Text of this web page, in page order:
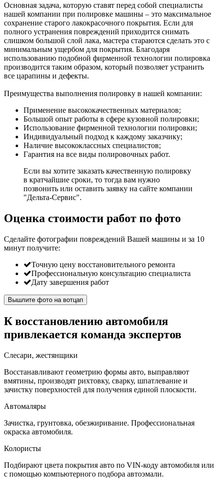
Основная задача, которую ставят перед собой специалисты
нашей компании при полировке машины – это максимальное
сохранение старого лакокрасочного покрытия. Если для
полного устранения повреждений приходится снимать
слишком большой слой лака, мастера стараются сделать это с
минимальным ущербом для покрытия. Благодаря
использованию подобной фирменной технологии полировка
производится таким образом, который позволяет устранить
все царапины и дефекты.
Преимущества выполнения полировку в нашей компании:
Применение высококачественных материалов;
Большой опыт работы в сфере кузовной полировки;
Использование фирменной технологии полировки;
Индивидуальный подход к каждому заказчику;
Наличие высококлассных специалистов;
Гарантия на все виды полировочных работ.
Если вы хотите заказать качественную полировку
в кратчайшие сроки, то тогда вам нужно
позвонить или оставить заявку на сайте компании
"Дельта-Сервис".
Оценка стоимости работ по фото
Сделайте фотографии повреждений Вашей машины и за 10
минут получите:
Точную цену восстановительного ремонта
Профессиональную консультацию специалиста
Дату завершения работ
Вышлите фото на вотцап
К восстановлению автомобиля
привлекается команда экспертов
Слесари, жестянщики
Восстанавливают геометрию формы авто, выправляют
вмятины, производят рихтовку, сварку, шпатлевание и
зачистку поверхностей для получения единой плоскости.
Автомаляры
Зачистка, грунтовка, обезжиривание. Профессиональная
окраска автомобиля.
Колористы
Подбирают цвета покрытия авто по VIN-коду автомобиля или
с помощью компьютерного подбора автоэмали.